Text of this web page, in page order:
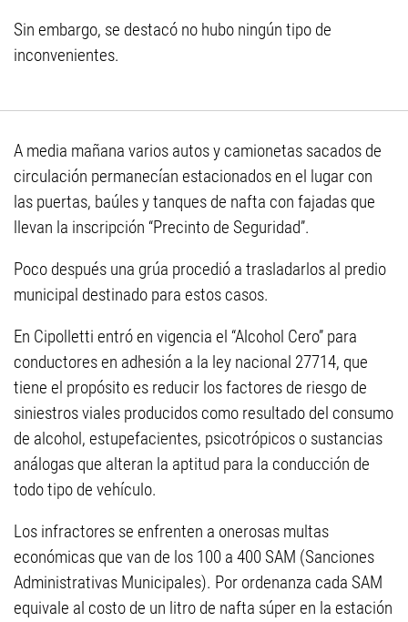
Sin embargo, se destacó no hubo ningún tipo de
inconvenientes.
A media mañana varios autos y camionetas sacados de
circulación permanecían estacionados en el lugar con
las puertas, baúles y tanques de nafta con fajadas que
llevan la inscripción “Precinto de Seguridad”.
Poco después una grúa procedió a trasladarlos al predio
municipal destinado para estos casos.
En Cipolletti entró en vigencia el “Alcohol Cero” para
conductores en adhesión a la ley nacional 27714, que
tiene el propósito es reducir los factores de riesgo de
siniestros viales producidos como resultado del consumo
de alcohol, estupefacientes, psicotrópicos o sustancias
análogas que alteran la aptitud para la conducción de
todo tipo de vehículo.
Los infractores se enfrenten a onerosas multas
económicas que van de los 100 a 400 SAM (Sanciones
Administrativas Municipales). Por ordenanza cada SAM
equivale al costo de un litro de nafta súper en la estación